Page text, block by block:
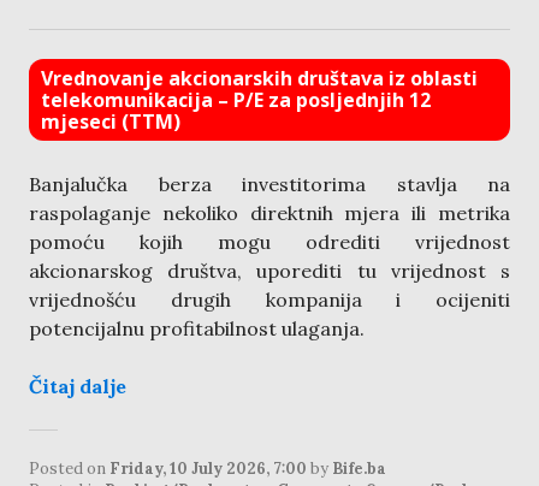
Vrednovanje akcionarskih društava iz oblasti
telekomunikacija – P/E za posljednjih 12
mjeseci (TTM)
Banjalučka berza investitorima stavlja na
raspolaganje nekoliko direktnih mjera ili metrika
pomoću kojih mogu odrediti vrijednost
akcionarskog društva, uporediti tu vrijednost s
vrijednošću drugih kompanija i ocijeniti
potencijalnu profitabilnost ulaganja.
Čitaj dalje
Posted on Friday, 10 July 2026, 7:00 by Bife.ba